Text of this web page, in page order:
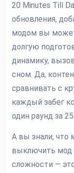
20 Minutes Till
обновления,
модом вы
долгую
динамику,
сном. Да,
сравнивать с
каждый забег
один раунд за
А вы знали, что
выключить мод
сложности —